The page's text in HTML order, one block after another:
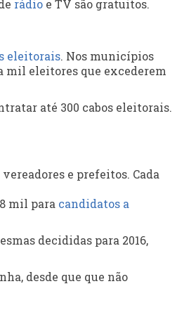
rádio e TV são gratuitos.
eleitorais. Nos municípios
mil eleitores que excederem
até 300 cabos eleitorais.
e prefeitos. Cada
mil para candidatos a
decididas para 2016,
desde que que não